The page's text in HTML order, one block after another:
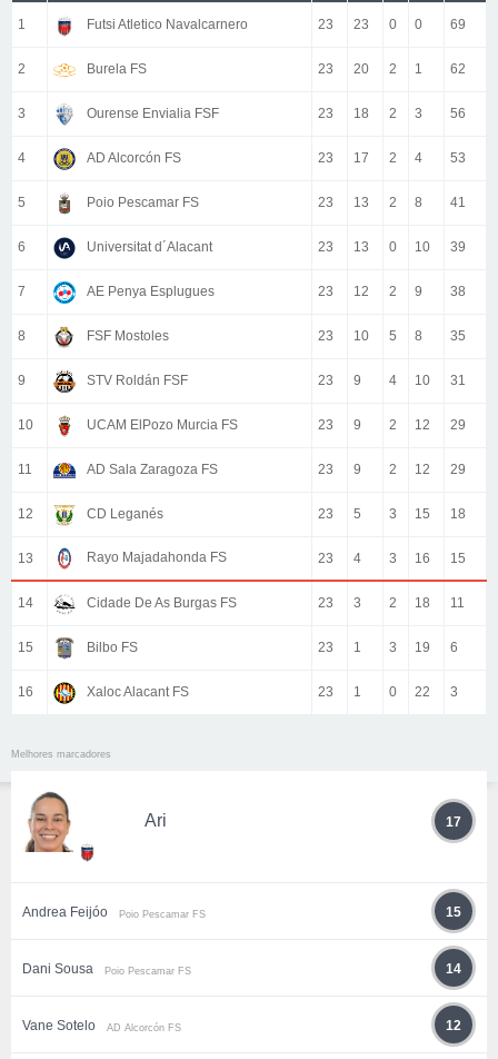
1 Futsi Atletico Navalcarnero 23 23 0 0 69
2 Burela FS 23 20 2 1 62
3 Ourense Envialia FSF 23 18 2 3 56
4 AD Alcorcón FS 23 17 2 4 53
5 Poio Pescamar FS 23 13 2 8 41
6 Universitat d´Alacant 23 13 0 10 39
7 AE Penya Esplugues 23 12 2 9 38
8 FSF Mostoles 23 10 5 8 35
9 STV Roldán FSF 23 9 4 10 31
10 UCAM ElPozo Murcia FS 23 9 2 12 29
11 AD Sala Zaragoza FS 23 9 2 12 29
12 CD Leganés 23 5 3 15 18
13 Rayo Majadahonda FS 23 4 3 16 15
14 Cidade De As Burgas FS 23 3 2 18 11
15 Bilbo FS 23 1 3 19 6
16 Xaloc Alacant FS 23 1 0 22 3
Melhores marcadores
Ari 17
Andrea Feijóo Poio Pescamar FS 15
Dani Sousa Poio Pescamar FS 14
Vane Sotelo AD Alcorcón FS 12